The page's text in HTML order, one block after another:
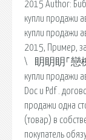
2015 Author:
купли продажи
купли продажи
2015, Пример,
\⠀眀眀眀⸀戀
купли продажи
Doc и Pdf .
продажи одна
(товар) в
покупатель